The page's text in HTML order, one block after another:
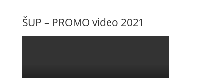
ŠUP – PROMO video 2021